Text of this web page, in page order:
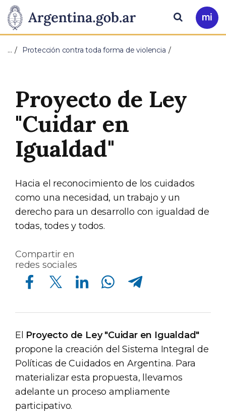
Presidencia
de
Nación
Pasar al contenido principal
Ir
a
Buscar
… Protección contra toda forma de violencia
Proyecto de Ley
"Cuidar en
Igualdad"
Hacia el reconocimiento de los cuidados
como una necesidad, un trabajo y un
derecho para un desarrollo con igualdad de
todas, todes y todos.
Compartir en
redes sociales
Compartir en Facebook Compartir en Twitter Compartir en Linkedin Compartir en Whatsapp Compartir en Telegram
El Proyecto de Ley "Cuidar en Igualdad"
propone la creación del Sistema Integral de
Políticas de Cuidados en Argentina. Para
materializar esta propuesta, llevamos
adelante un proceso ampliamente
participativo.